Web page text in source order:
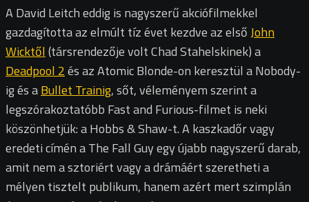
A David Leitch eddig is nagyszerű akciófilmekkel
gazdagította az elmúlt tíz évet kezdve az elsőJohn
Wicktől(társrendezője volt Chad Stahelskinek) a
Deadpool 2és az Atomic Blonde-on keresztül a Nobody-
ig és aBullet Trainig, sőt, véleményem szerint a
legszórakoztatóbb Fast and Furious-filmet is neki
köszönhetjük: a Hobbs & Shaw-t. A kaszkadőr vagy
eredeti címén a The Fall Guy egy újabb nagyszerű darab,
amit nem a sztoriért vagy a drámáért szeretheti a
mélyen tisztelt publikum, hanem azért mert szimplán